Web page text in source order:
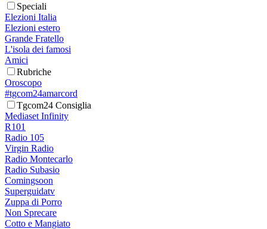
Speciali
Elezioni Italia
Elezioni estero
Grande Fratello
L'isola dei famosi
Amici
Rubriche
Oroscopo
#tgcom24amarcord
Tgcom24 Consiglia
Mediaset Infinity
R101
Radio 105
Virgin Radio
Radio Montecarlo
Radio Subasio
Comingsoon
Superguidatv
Zuppa di Porro
Non Sprecare
Cotto e Mangiato